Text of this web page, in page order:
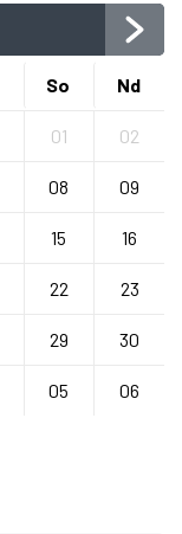
So Nd
01 02
08 09
15 16
22 23
29 30
05 06